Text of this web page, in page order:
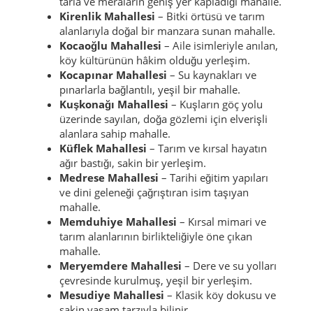
Kirenlik Mahallesi – Bitki örtüsü ve tarım
alanlarıyla doğal bir manzara sunan mahalle.
Kocaoğlu Mahallesi – Aile isimleriyle anılan,
köy kültürünün hâkim olduğu yerleşim.
Kocapınar Mahallesi – Su kaynakları ve
pınarlarla bağlantılı, yeşil bir mahalle.
Kuşkonağı Mahallesi – Kuşların göç yolu
üzerinde sayılan, doğa gözlemi için elverişli
alanlara sahip mahalle.
Küflek Mahallesi – Tarım ve kırsal hayatın
ağır bastığı, sakin bir yerleşim.
Medrese Mahallesi – Tarihi eğitim yapıları
ve dini geleneği çağrıştıran isim taşıyan
mahalle.
Memduhiye Mahallesi – Kırsal mimari ve
tarım alanlarının birlikteliğiyle öne çıkan
mahalle.
Meryemdere Mahallesi – Dere ve su yolları
çevresinde kurulmuş, yeşil bir yerleşim.
Mesudiye Mahallesi – Klasik köy dokusu ve